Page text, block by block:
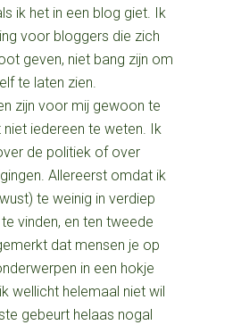
ik het in een blog giet. Ik
voor bloggers die zich
geven, niet bang zijn om
te laten zien.
zijn voor mij gewoon te
niet iedereen te weten. Ik
de politiek of over
Allereerst omdat ik
te weinig in verdiep
vinden, en ten tweede
dat mensen je op
in een hokje
wellicht helemaal niet wil
gebeurt helaas nogal